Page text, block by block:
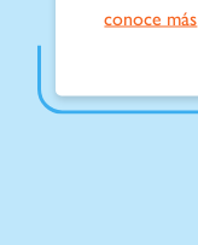
conoce más